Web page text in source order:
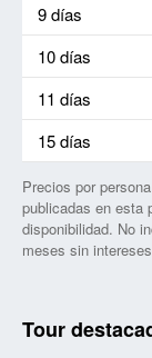
9 días
10 días
11 días
15 días
Precios por
publicadas en esta
disponibilidad. No
meses sin
Tour